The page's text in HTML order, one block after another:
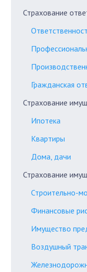
Страхование
Гражданская
Страхование
Ипотека
Квартиры
Дома, дачи
Страхование
Строительно-
Финансовые
Имущество
Воздушный